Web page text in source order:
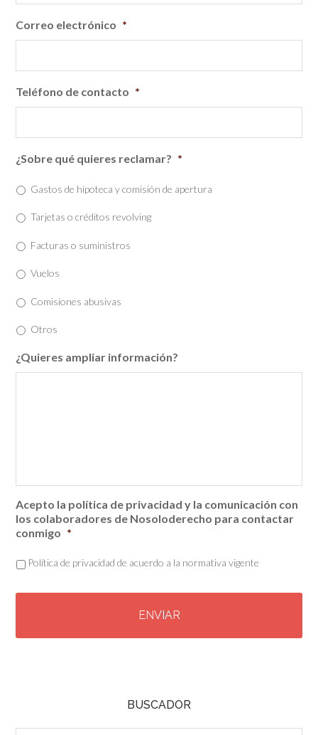
Correo electrónico *
Teléfono de contacto *
¿Sobre qué quieres reclamar? *
Gastos de hipoteca y comisión de apertura
Tarjetas o créditos revolving
Facturas o suministros
Vuelos
Comisiones abusivas
Otros
¿Quieres ampliar información?
Acepto la política de privacidad y la comunicación con
los colaboradores de Nosoloderecho para contactar
conmigo *
Política de privacidad de acuerdo a la normativa vigente
BUSCADOR